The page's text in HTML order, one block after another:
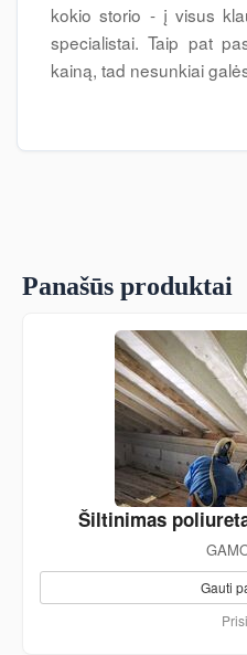
kokio storio - į visus
specialistai. Taip pat
kainą, tad nesunkiai
Panašūs produktai
Šiltinimas
Gauti